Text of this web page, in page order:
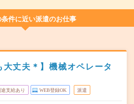
件に近い派遣のお仕事
大丈夫＊】機械オペレータ
支給あり WEB登録OK 派遣